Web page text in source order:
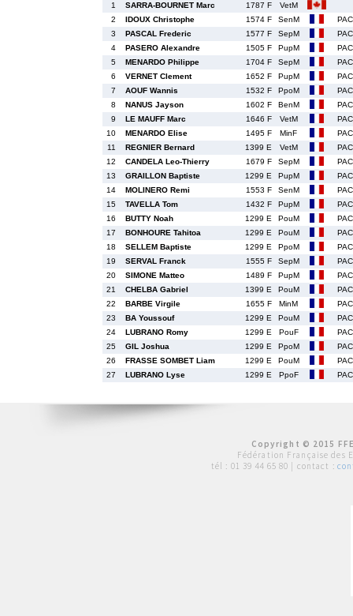
1
SARRA-BOURNET Marc 1787 F
VetM
2
IDOUX Christophe 1574 F SenM
PAC
3
PASCAL Frederic 1577 F SepM
PAC
4
PASERO Alexandre 1505 F PupM
PAC
5
MENARDO Philippe 1704 F SepM
PAC
6
VERNET Clement 1652 F PupM
PAC
7
AOUF Wannis 1532 F PpoM
PAC
8
NANUS Jayson 1602 F BenM
PAC
9
LE MAUFF Marc 1646 F VetM
PAC
10
MENARDO Elise 1495 F MinF
PAC
11
REGNIER Bernard 1399 E VetM
PAC
12
CANDELA Leo-Thierry 1679 F SepM
PAC
13
GRAILLON Baptiste 1299 E PupM
PAC
14
MOLINERO Remi 1553 F SenM
PAC
15
TAVELLA Tom 1432 F PupM
PAC
16
BUTTY Noah 1299 E PouM
PAC
17
BONHOURE Tahitoa 1299 E PouM
PAC
18
SELLEM Baptiste 1299 E PpoM
PAC
19
SERVAL Franck 1555 F SepM
PAC
20
SIMONE Matteo 1489 F PupM
PAC
21
CHELBA Gabriel 1399 E PouM
PAC
22
BARBE Virgile 1655 F MinM
PAC
23
BA Youssouf 1299 E PouM
PAC
24
LUBRANO Romy 1299 E PouF
PAC
25
GIL Joshua 1299 E PpoM
PAC
26
FRASSE SOMBET Liam 1299 E PouM
PAC
27
LUBRANO Lyse 1299 E PpoF PAC
Copyright © 2015
Fédération Française des
tél : 01 39 44 65 80 | contact :